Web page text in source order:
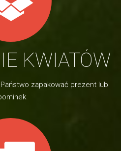
KWIATÓW
zapakować prezent lub